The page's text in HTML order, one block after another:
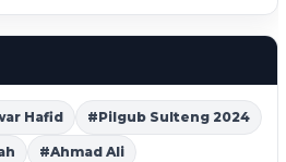
Hafid #Pilgub Sulteng 2024
#Ahmad Ali